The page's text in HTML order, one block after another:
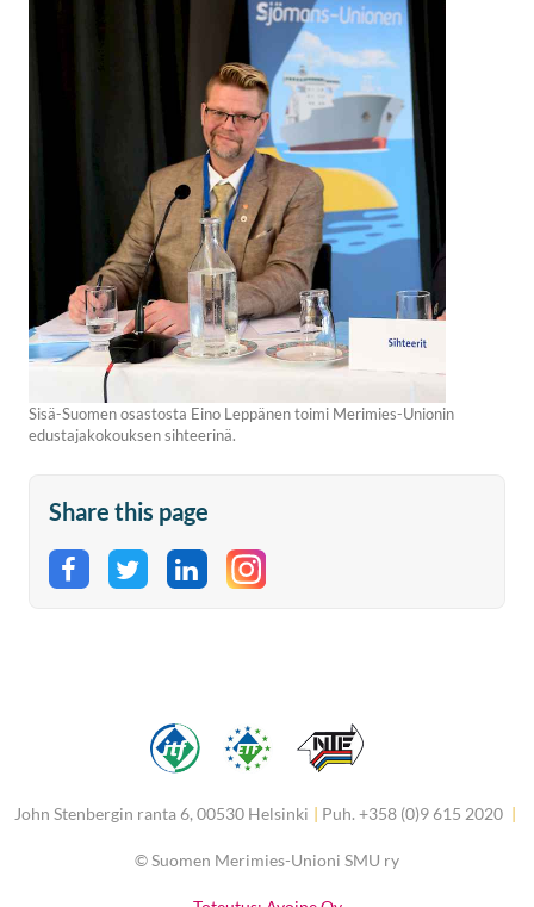
Sisä-Suomen osastosta Eino Leppänen toimi Merimies-Unionin
edustajakokouksen sihteerinä.
Share this page
Share on Facebook
Share on Twitter
Share on LinkedIn
John Stenbergin ranta 6, 00530 Helsinki | Puh. +358 (0)9 615 2020 |
©Suomen Merimies-Unioni SMU ry